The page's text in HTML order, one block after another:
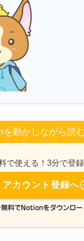
を動かしながら読
で使える！3分で登
アカウント登録へ
無料でNotionをダウンロー